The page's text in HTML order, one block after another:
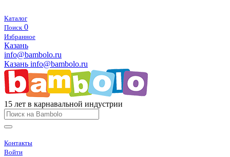
Каталог
Поиск 0
Избранное
Казань
info@bambolo.ru
Казань info@bambolo.ru
15 лет в карнавальной индустрии
Контакты
Войти